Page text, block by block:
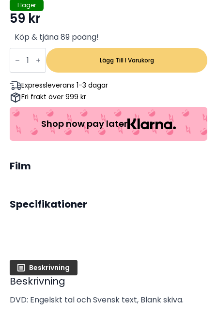
I lager
59 kr
Köp & tjäna 89 poäng!
Tears
Of
Sun
-
Bruce
Willis,
Monica
Bellucci,
Hauser
(Begagnad)
mängd
Lägg Till I Varukorg
Expressleverans 1-3 dagar
Fri frakt över 999 kr
Shop now pay later
Film
Specifikationer
Beskrivning
Beskrivning
DVD: Engelskt tal och Svensk text, Blank skiva.